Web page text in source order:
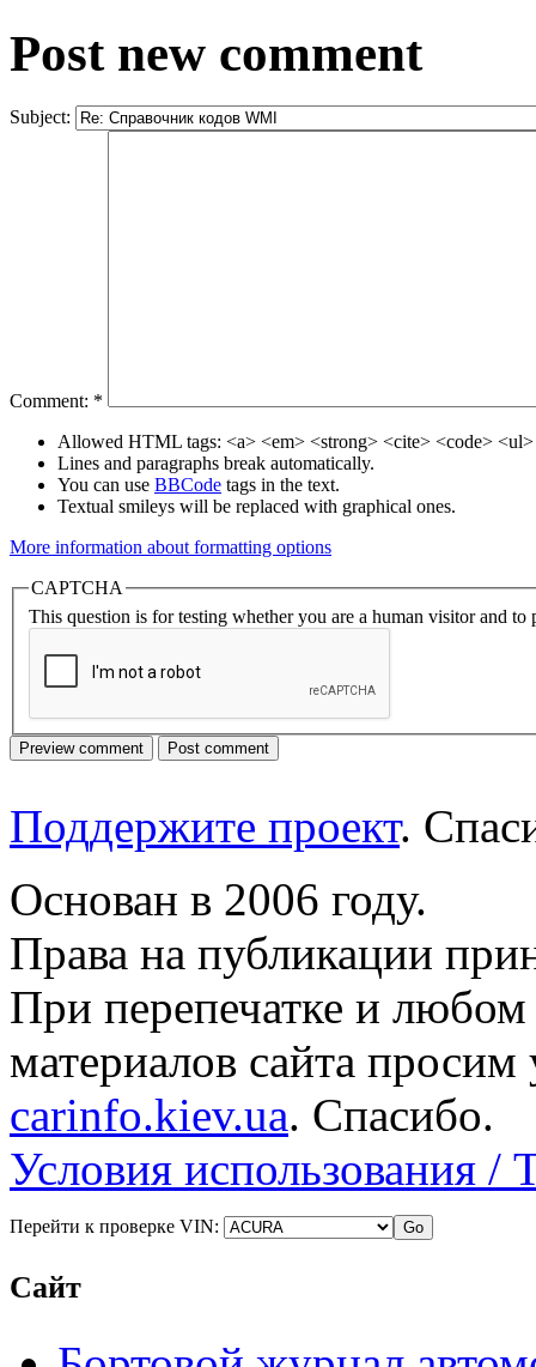
Post new comment
Subject:
Comment: *
Allowed HTML tags: <a> <em> <strong> <cite> <code>
Lines and paragraphs break automatically.
You can use BBCode tags in the text.
Textual smileys will be replaced with graphical ones.
More information about formatting options
CAPTCHA
This question is for testing whether you are a human visitor and to
Поддержите проект.
Основан в 2006 году.
Права на публикации
При перепечатке и
материалов сайта просим
carinfo.kiev.ua. Спасибо.
Условия использования /
Перейти к проверке VIN:
Сайт